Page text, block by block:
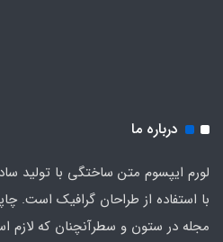
درباره ما
لورم ایپسوم متن ساختگی با تولید
با استفاده از طراحان گرافیک است.
مجله در ستون و سطرآنچنان که لازم